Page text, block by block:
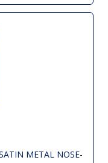
METAL NOSE-